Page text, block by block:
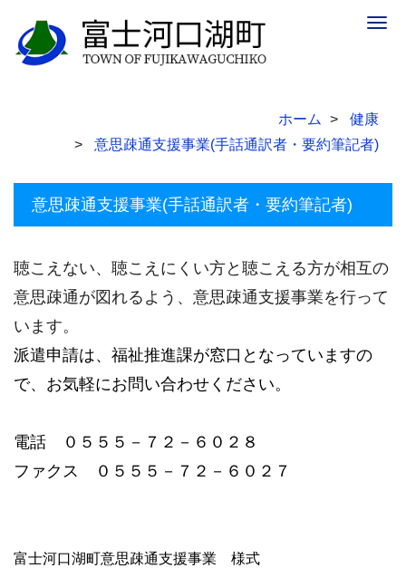
ホーム
健康
意思疎通支援事業(手話通訳者・要約筆記者)
意思疎通支援事業(手話通訳者・要約筆記者)
聴こえない、聴こえにくい方と聴こえる方が相互の
意思疎通が図れるよう、意思疎通支援事業を行って
います。
派遣申請は、福祉推進課が窓口となっていますの
で、お気軽にお問い合わせください。
電話 ０５５５－７２－６０２８
ファクス ０５５５－７２－６０２７
富士河口湖町意思疎通支援事業 様式